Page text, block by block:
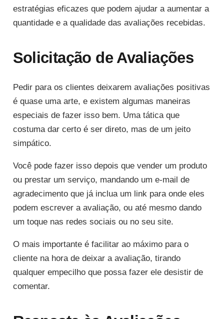
estratégias eficazes que podem ajudar a aumentar a
quantidade e a qualidade das avaliações recebidas.
Solicitação de Avaliações
Pedir para os clientes deixarem avaliações positivas
é quase uma arte, e existem algumas maneiras
especiais de fazer isso bem. Uma tática que
costuma dar certo é ser direto, mas de um jeito
simpático.
Você pode fazer isso depois que vender um produto
ou prestar um serviço, mandando um e-mail de
agradecimento que já inclua um link para onde eles
podem escrever a avaliação, ou até mesmo dando
um toque nas redes sociais ou no seu site.
O mais importante é facilitar ao máximo para o
cliente na hora de deixar a avaliação, tirando
qualquer empecilho que possa fazer ele desistir de
comentar.